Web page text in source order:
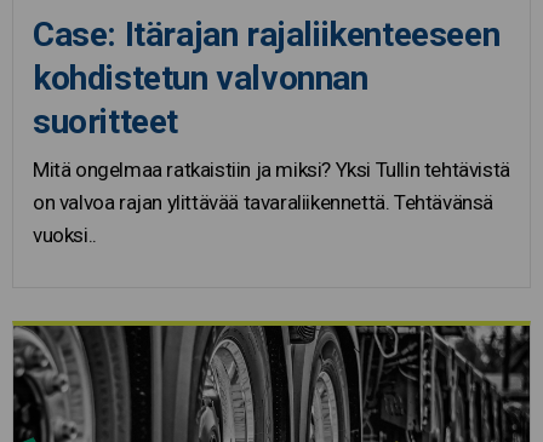
Case: Itärajan rajaliikenteeseen
kohdistetun valvonnan
suoritteet
Mitä ongelmaa ratkaistiin ja miksi? Yksi Tullin tehtävistä
on valvoa rajan ylittävää tavaraliikennettä. Tehtävänsä
vuoksi..